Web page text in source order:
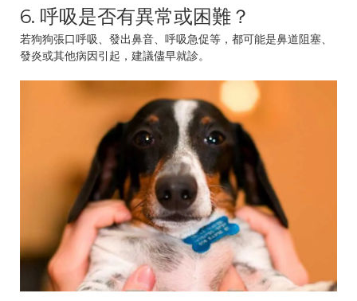
6. 呼吸是否有異常或困難？
若狗狗張口呼吸、發出鼻音、呼吸急促等，都可能是鼻道阻塞、
發炎或其他病因引起，建議儘早就診。